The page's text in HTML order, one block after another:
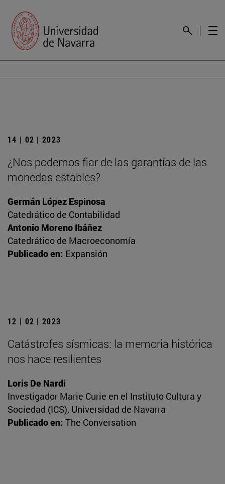
14 | 02 | 2023
¿Nos podemos fiar de las garantías de las
monedas estables?
Germán López Espinosa
Catedrático de Contabilidad
Antonio Moreno Ibáñez
Catedrático de Macroeconomía
Publicado en: Expansión
12 | 02 | 2023
Catástrofes sísmicas: la memoria histórica
nos hace resilientes
Loris De Nardi
Investigador Marie Curie en el Instituto Cultura y
Sociedad (ICS), Universidad de Navarra
Publicado en: The Conversation